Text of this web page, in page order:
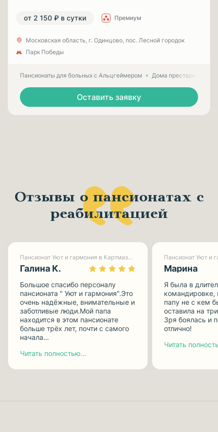
от 2 150 ₽ в сутки Премиум
Московская область, г. Одинцово, пос. Лесной городок
Парк Победы
Пансионаты для больных с Альцгеймером Дома престарелых
Оставить заявку
Отзывы о пансионатах с
реабилитацией
Пансионат Уют и гармония в Картмазово-1
Галина К.
Большое спасибо персоналу
пансионата " Уют и гармония".Это
очень надёжные, внимательные и
заботливые люди.Мой папа
находится в этом пансионате
больше трёх лет, почти с самого
начала…
Читать полностью...
Марина
Я была в
командировке,
папу не с кем
оставила на
Зря боялась и
отлично!
Читать